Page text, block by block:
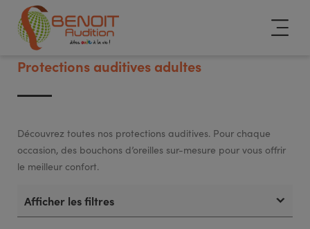
Protections auditives adultes
Découvrez toutes nos protections auditives. Pour chaque
occasion, des bouchons d’oreilles sur-mesure pour vous offrir
le meilleur confort.
Afficher les filtres